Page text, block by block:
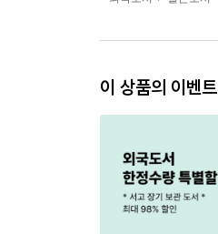
이 상품의 이벤트